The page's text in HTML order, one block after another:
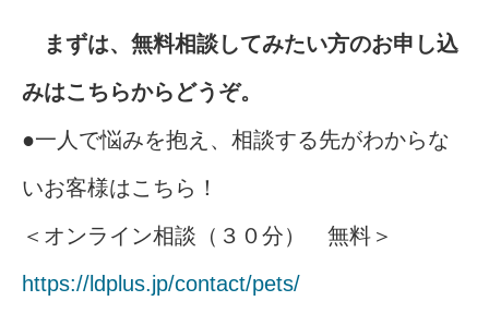
まずは、無料相談してみたい方のお申し込
みはこちらからどうぞ。
●一人で悩みを抱え、相談する先がわからな
いお客様はこちら！
＜オンライン相談（３０分） 無料＞
https://ldplus.jp/contact/pets/